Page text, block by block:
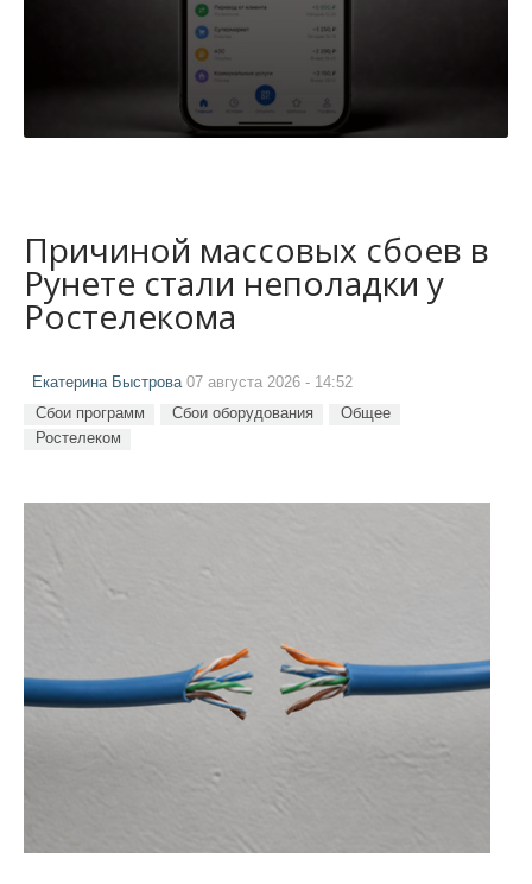
Причиной массовых сбоев в
Рунете стали неполадки у
Ростелекома
Екатерина Быстрова07 августа 2026 - 14:52
Сбои программ Сбои оборудования
Общее
Ростелеком